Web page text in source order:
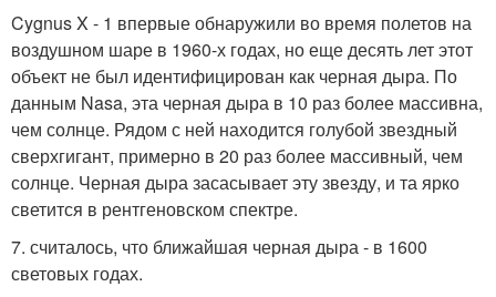
Cygnus X - 1 впервые обнаружили во время полетов на
воздушном шаре в 1960-х годах, но еще десять лет этот
объект не был идентифицирован как черная дыра. По
данным Nasa, эта черная дыра в 10 раз более массивна,
чем солнце. Рядом с ней находится голубой звездный
сверхгигант, примерно в 20 раз более массивный, чем
солнце. Черная дыра засасывает эту звезду, и та ярко
светится в рентгеновском спектре.
7. считалось, что ближайшая черная дыра - в 1600
световых годах.